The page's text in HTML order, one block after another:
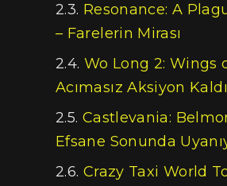
Resonance: A
– Farelerin Mirası
Wo Long 2: Wings
Acımasız Aksiyon
Castlevania:
Efsane Sonunda
Crazy Taxi World